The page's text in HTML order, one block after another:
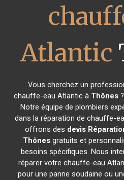
Atlantic
Vous cherchez un
chauffe-eau Atlantic à Thônes
Notre équipe de plombiers
dans la réparation de chauffe-
offrons des devis
Thônesgratuits et
besoins spécifiques. Nous
réparer votre chauffe-eau
pour une panne soudaine ou